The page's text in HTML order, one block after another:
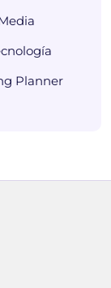
Planner
nueva)nueva)